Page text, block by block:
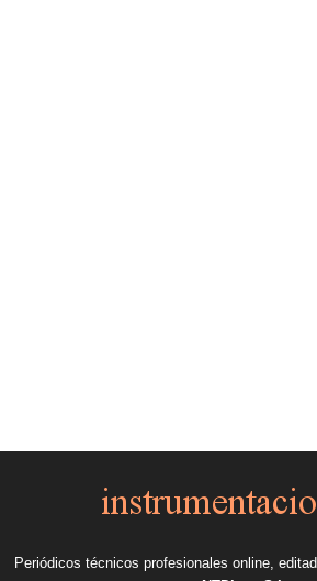
Periódicos técnicos profesionales online,